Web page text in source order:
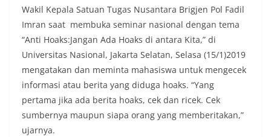
Wakil Kepala Satuan Tugas Nusantara Brigjen Pol Fadil
Imran saat membuka seminar nasional dengan tema
“Anti Hoaks:Jangan Ada Hoaks di antara Kita,” di
Universitas Nasional, Jakarta Selatan, Selasa (15/1)2019
mengatakan dan meminta mahasiswa untuk mengecek
informasi atau berita yang diduga hoaks. “Yang
pertama jika ada berita hoaks, cek dan ricek. Cek
sumbernya maupun siapa orang yang memberitakan,”
ujarnya.